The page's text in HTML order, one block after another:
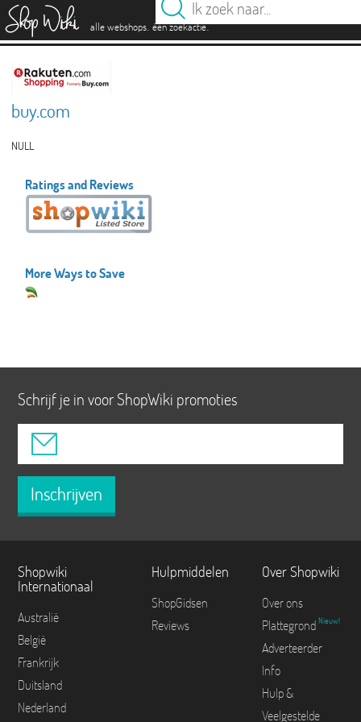
alle webshops. één zoekactie.
buy.com
NULL
Ratings and Reviews
More Ways to Save
Schrijf je in voor ShopWiki promoties
Inschrijven
Shopwiki
Internationaal
Australië
België
Frankrijk
Duitsland
Nederland
Hulpmiddelen
ShopGidsen
Reviews
Over Shopwiki
Over ons
Plattegrond Nieuw!
Adverteerder
Info
Hulp &
Veelgestelde